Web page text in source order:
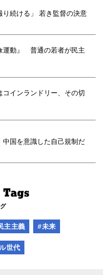
り続ける」 若き監督の決意
運動』 普通の若者が民主
インランドリー、その切
国を意識した自己規制だ
主主義 #未来
世代